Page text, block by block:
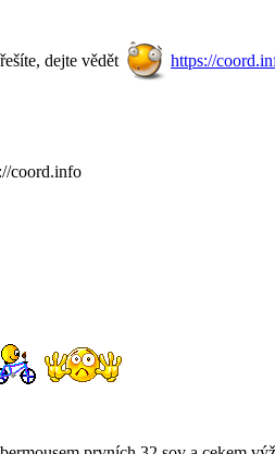
dejte vědět
https://
coord.info